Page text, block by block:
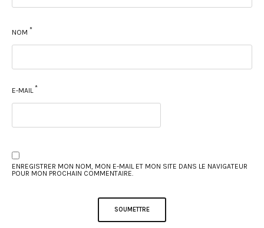
NOM *
E-MAIL *
ENREGISTRER MON NOM, MON E-MAIL ET MON SITE DANS LE NAVIGATEUR
POUR MON PROCHAIN COMMENTAIRE.